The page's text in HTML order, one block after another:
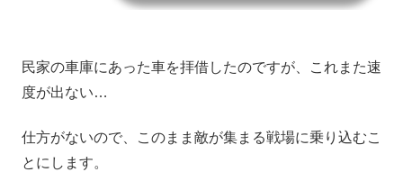
民家の車庫にあった車を拝借したのですが、これまた速
度が出ない…
仕方がないので、このまま敵が集まる戦場に乗り込むこ
とにします。